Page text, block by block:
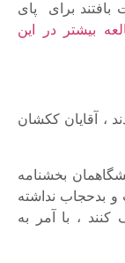
برای پای
بیشتر در این
، آقایان ککشان
بخشنامه
بدحجاب نداشته
، با آمر به